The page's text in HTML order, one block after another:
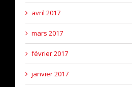
avril 2017
mars 2017
février 2017
janvier 2017